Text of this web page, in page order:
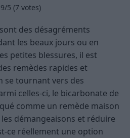
/5 (7 votes)
des désagréments
les beaux jours ou en
petites blessures, il est
remèdes rapides et
se tournant vers des
celles-ci, le bicarbonate de
comme un remède maison
démangeaisons et réduire
ce réellement une option